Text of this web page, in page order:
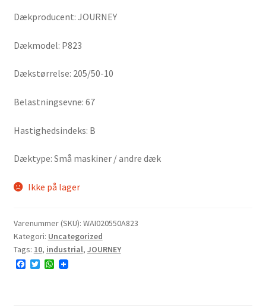
Dækproducent: JOURNEY
Dækmodel: P823
Dækstørrelse: 205/50-10
Belastningsevne: 67
Hastighedsindeks: B
Dæktype: Små maskiner / andre dæk
Ikke på lager
Varenummer (SKU): WAI020550A823
Kategori: Uncategorized
Tags: 10, industrial, JOURNEY
F
T
W